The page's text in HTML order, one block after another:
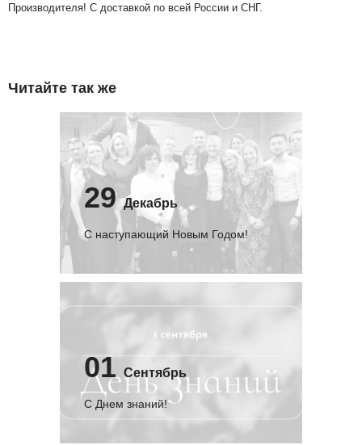
Производителя! С доставкой по всей России и СНГ.
Читайте так же
29 Декабрь
С наступающий Новым Годом!
01 Сентябрь
C Днем знаний!